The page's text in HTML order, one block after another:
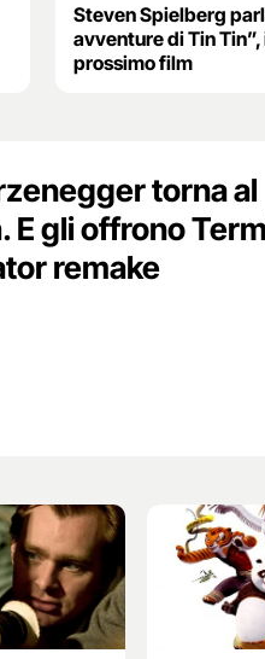
Steven Spielberg
avventure di Tin Tin”,
prossimo film
torna al
E gli offrono
remake